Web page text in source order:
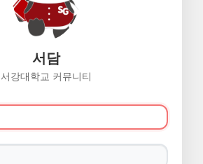
서담
서강대학교 커뮤니티